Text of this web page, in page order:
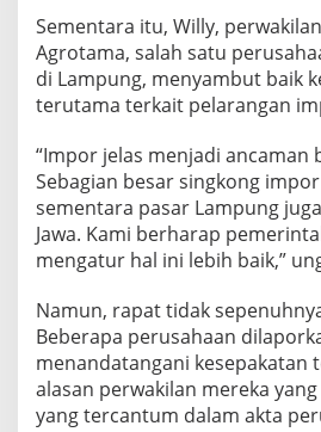
Sementara itu, Willy,
Agrotama, salah satu
di Lampung, menyambut baik
terutama terkait pelarangan
“Impor jelas menjadi ancaman
Sebagian besar singkong impor
sementara pasar Lampung
Jawa. Kami berharap
mengatur hal ini lebih baik,”
Namun, rapat tidak
Beberapa perusahaan
menandatangani kesepakatan
alasan perwakilan mereka
yang tercantum dalam akta